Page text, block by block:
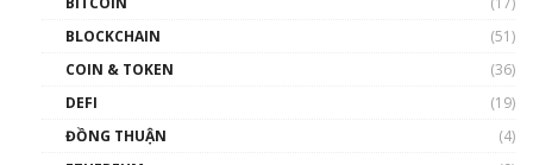
như thể nào?
00:39:31
Phổ cập Blockchain
BLOCKCHAIN
(51)
COIN & TOKEN
(36)
DEFI
(19)
ĐỒNG THUẬN
(4)